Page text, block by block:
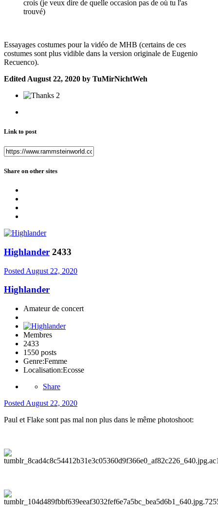
crois (je veux dire de quelle occasion pas de où tu l'as
trouvé)
Essayages costumes pour la vidéo de MHB (certains de ces
costumes sont plus vidible dans la version originale de Eugenio
Recuenco).
EditedAugust 22, 2020 by TuMirNichtWeh
2
Link to post
Share on other sites
Highlander 2433
Posted August 22, 2020
Highlander
Amateur de concert
Membres
2433
1550 posts
Genre:Femme
Localisation:Ecosse
Share
Posted August 22, 2020
Paul et Flake sont pas mal non plus dans le même photoshoot: